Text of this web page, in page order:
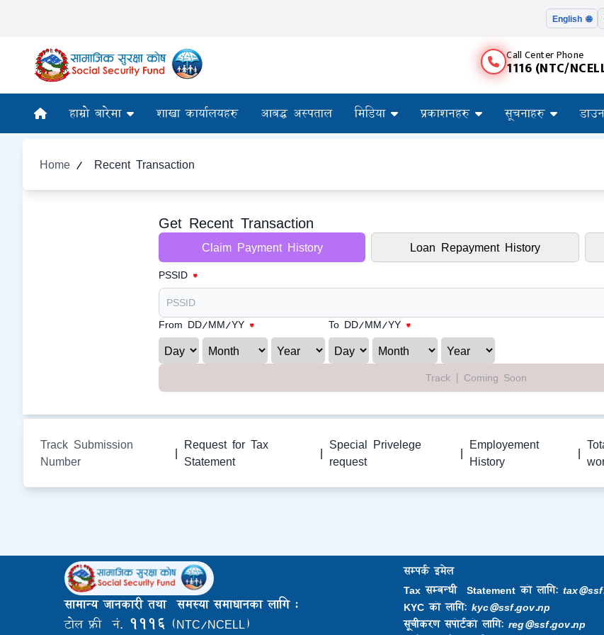
English 🌐
Call Center Phone
1116 (NTC/
हाम्रो बारेमा शाखा कार्यालयहरु आबद्ध अस्पताल मिडिया प्रकाशनहरु सूचनाहरु
Home / Recent Transaction
Get Recent Transaction
Claim Payment History Loan Repayment History
PSSID *
From DD/MM/YY * To DD/MM/YY *
Track | Coming Soon
Track Submission
Number
| Request for Tax
Statement
| Special Privelege
request
| Employement
History
|
सामान्य जानकारी तथा समस्या समाधानका लागि :
टोल फ्री नं. १११६ (NTC/NCELL)
सम्पर्क इमेल
Tax सम्बन्धी Statement को लागि:
KYC को लागि: kyc@ssf.gov.np
सूचीकरण सपोर्टको लागि: reg@ssf.gov.np